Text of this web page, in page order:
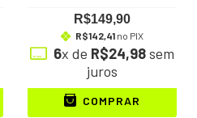
R$149,90
R$142,41 no PIX
6x de R$24,98sem
juros
COMPRAR